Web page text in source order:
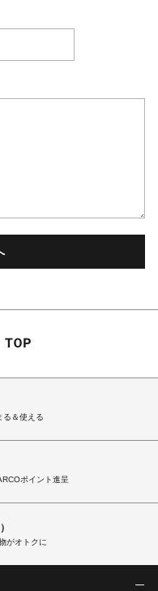
る＆使える
ポイント進呈
がオトクに